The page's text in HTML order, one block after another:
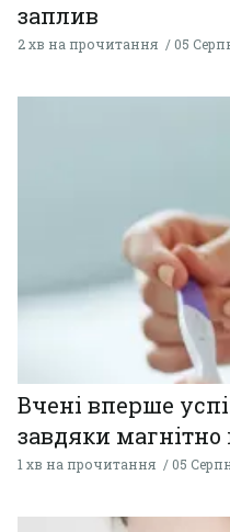
заплив
2 хв на прочитання 05
Вчені вперше
завдяки
1 хв на прочитання 05